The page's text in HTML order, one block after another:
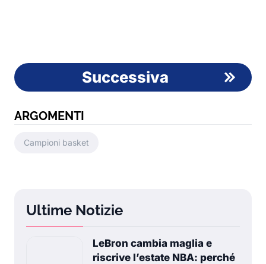
Successiva
ARGOMENTI
Campioni basket
Ultime Notizie
LeBron cambia maglia e
riscrive l’estate NBA: perché